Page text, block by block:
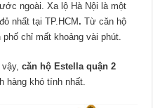
ngoài. Xa lộ Hà Nội là một
nhất tại TP.HCM.Từ căn hộ
chỉ mất khoảng vài phút.
vậy,căn hộ Estella quận 2
hàng khó tính nhất.